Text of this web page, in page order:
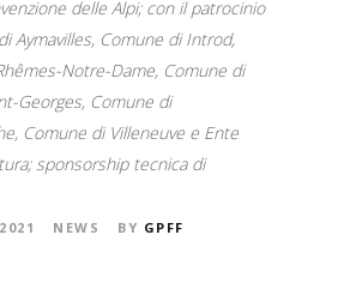
delle Alpi; con il patrocinio
Aymavilles, Comune di Introd,
Notre-Dame, Comune di
Georges, Comune di
Comune di Villeneuve e Ente
sponsorship tecnica di
NEWS BY GPFF